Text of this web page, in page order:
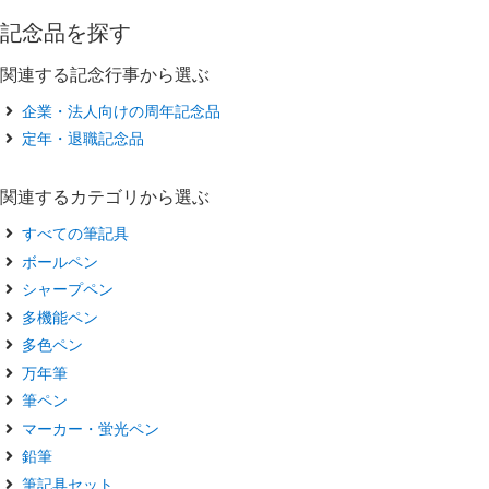
記念品を探す
関連する記念行事から選ぶ
企業・法人向けの周年記念品
定年・退職記念品
関連するカテゴリから選ぶ
すべての筆記具
ボールペン
シャープペン
多機能ペン
多色ペン
万年筆
筆ペン
マーカー・蛍光ペン
鉛筆
筆記具セット